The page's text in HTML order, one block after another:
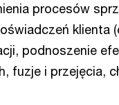
procesów
klienta
podnoszenie
fuzje i przejęcia,